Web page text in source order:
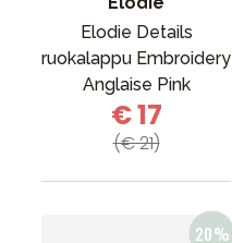
Elodie Details
ruokalappu Embroidery
Anglaise Pink
€ 17
(€ 21)